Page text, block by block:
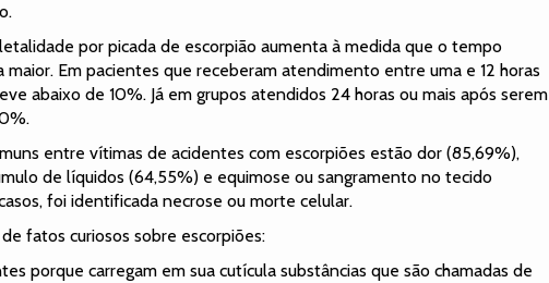
por picada de escorpião aumenta à medida que o tempo
Em pacientes que receberam atendimento entre uma e 12 horas
abaixo de 10%. Já em grupos atendidos 24 horas ou mais após serem
entre vítimas de acidentes com escorpiões estão dor (85,69%),
de líquidos (64,55%) e equimose ou sangramento no tecido
foi identificada necrose ou morte celular.
fatos curiosos sobre escorpiões:
porque carregam em sua cutícula substâncias que são chamadas de